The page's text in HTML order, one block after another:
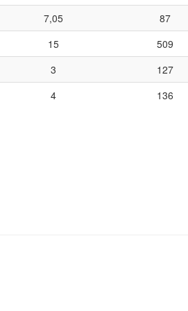
7,05
87
15
509
3
127
4 136